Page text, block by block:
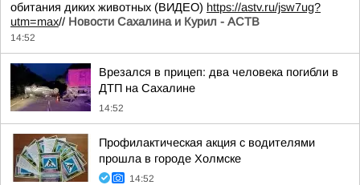
обитания диких животных (ВИДЕО) https://astv.ru/jsw7ug?
utm=max// Новости Сахалина и Курил - АСТВ
14:52
Врезался в прицеп: два человека погибли в
ДТП на Сахалине
14:52
Профилактическая акция с водителями
прошла в городе Холмске
14:52